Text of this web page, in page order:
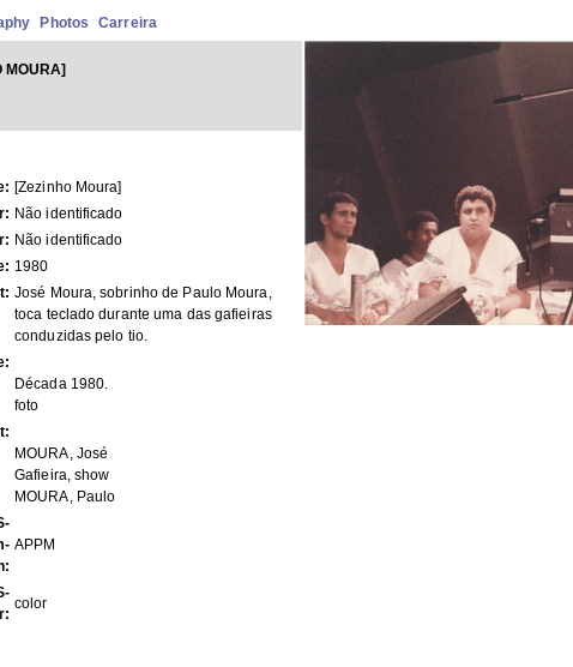
Photos Carreira
MOURA]
[Zezinho Moura]
Não identificado
Não identificado
1980
José Moura, sobrinho de Paulo Moura,
toca teclado durante uma das gafieiras
conduzidas pelo tio.
Década 1980.
foto
MOURA, José
Gafieira, show
MOURA, Paulo
APPM
color